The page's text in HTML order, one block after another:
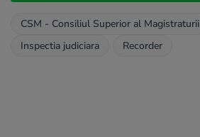
CSM - Consiliul Superior al Magistraturii
Inspectia judiciara
Recorder